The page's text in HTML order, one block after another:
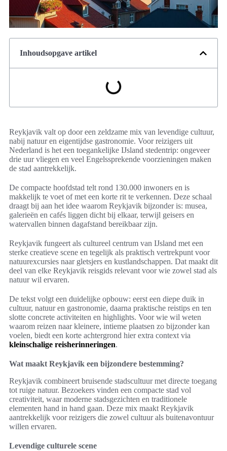
Inhoudsopgave artikel
Reykjavik valt op door een zeldzame mix van levendige cultuur,
nabij natuur en eigentijdse gastronomie. Voor reizigers uit
Nederland is het een toegankelijke IJsland stedentrip: ongeveer
drie uur vliegen en veel Engelssprekende voorzieningen maken
de stad aantrekkelijk.
De compacte hoofdstad telt rond 130.000 inwoners en is
makkelijk te voet of met een korte rit te verkennen. Deze schaal
draagt bij aan het idee waarom Reykjavik bijzonder is: musea,
galerieën en cafés liggen dicht bij elkaar, terwijl geisers en
watervallen binnen dagafstand bereikbaar zijn.
Reykjavik fungeert als cultureel centrum van IJsland met een
sterke creatieve scene en tegelijk als praktisch vertrekpunt voor
natuurexcursies naar gletsjers en kustlandschappen. Dat maakt dit
deel van elke Reykjavik reisgids relevant voor wie zowel stad als
natuur wil ervaren.
De tekst volgt een duidelijke opbouw: eerst een diepe duik in
cultuur, natuur en gastronomie, daarna praktische reistips en ten
slotte concrete activiteiten en highlights. Voor wie wil weten
waarom reizen naar kleinere, intieme plaatsen zo bijzonder kan
voelen, biedt een korte achtergrond hier extra context via
kleinschalige reisherinneringen.
Wat maakt Reykjavik een bijzondere bestemming?
Reykjavik combineert bruisende stadscultuur met directe toegang
tot ruige natuur. Bezoekers vinden een compacte stad vol
creativiteit, waar moderne stadsgezichten en traditionele
elementen hand in hand gaan. Deze mix maakt Reykjavik
aantrekkelijk voor reizigers die zowel cultuur als buitenavontuur
willen ervaren.
Levendige culturele scene